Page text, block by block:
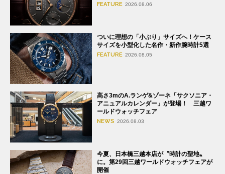
FEATURE 2026.08.06
ついに理想の「小ぶり」サイズへ！ケース
サイズを小型化した名作・新作腕時計5選
FEATURE 2026.08.05
高さ3mのA.ランゲ&ゾーネ「サクソニア・
アニュアルカレンダー」が登場！ 三越ワ
ールドウォッチフェア
NEWS 2026.08.03
今夏、日本橋三越本店が〝時計の聖地〟
に。第29回三越ワールドウォッチフェアが
開催